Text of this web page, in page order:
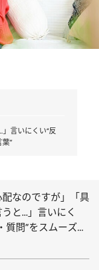
言いにくい“反
”
配なのですが」「具
と…」言いにく
質問”をスムーズに